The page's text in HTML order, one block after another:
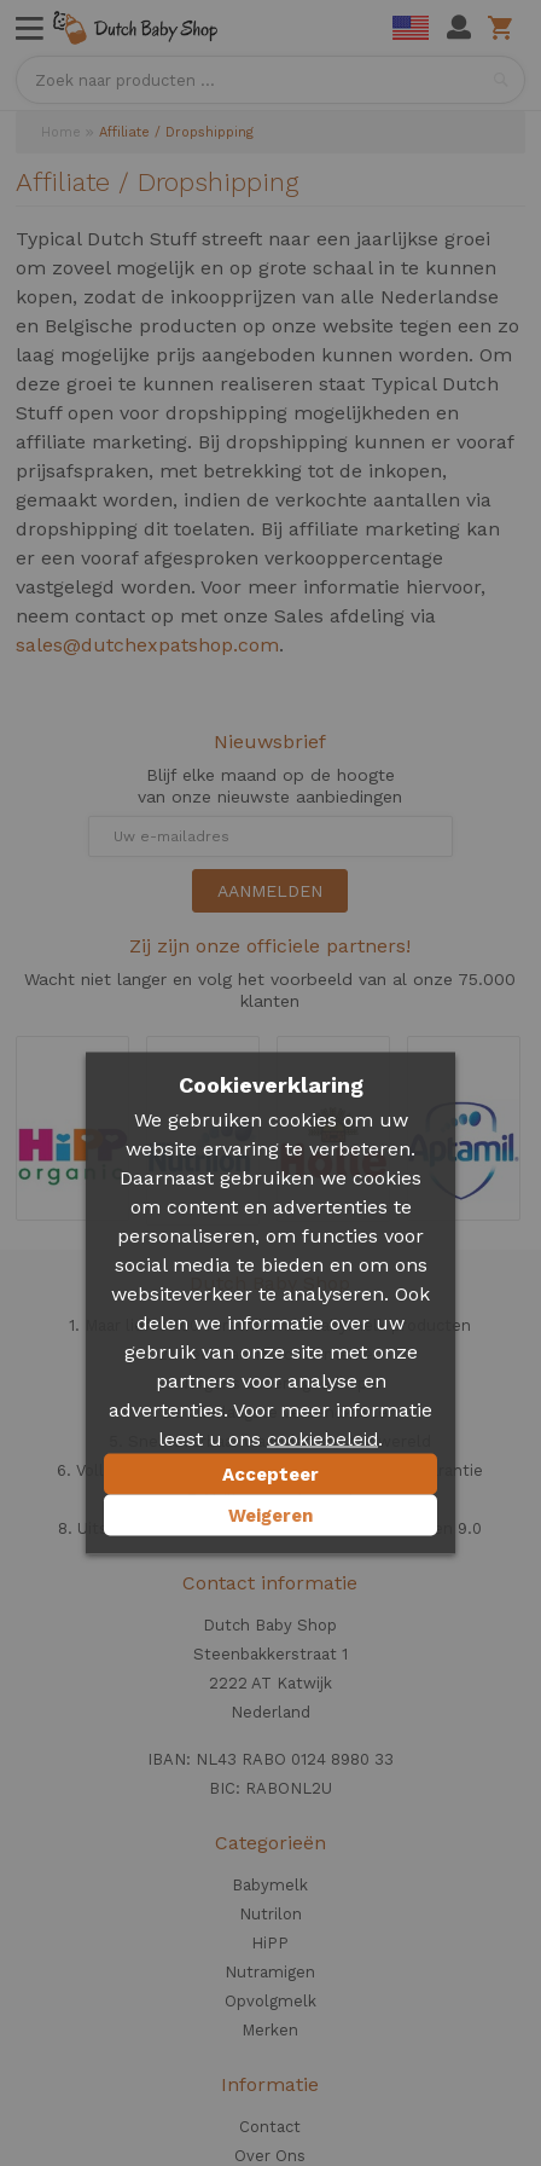
Home Affiliate / Dropshipping
Affiliate / Dropshipping
Typical Dutch Stuff streeft naar een jaarlijkse groei
om zoveel mogelijk en op grote schaal in te kunnen
kopen, zodat de inkoopprijzen van alle Nederlandse
en Belgische producten op onze website tegen een zo
laag mogelijke prijs aangeboden kunnen worden. Om
deze groei te kunnen realiseren staat Typical Dutch
Stuff open voor dropshipping mogelijkheden en
affiliate marketing. Bij dropshipping kunnen er vooraf
prijsafspraken, met betrekking tot de inkopen,
gemaakt worden, indien de verkochte aantallen via
dropshipping dit toelaten. Bij affiliate marketing kan
er een vooraf afgesproken verkooppercentage
vastgelegd worden. Voor meer informatie hiervoor,
neem contact op met onze Sales afdeling via
sales@dutchexpatshop.com.
Nieuwsbrief
Blijf elke maand op de hoogte
van onze nieuwste aanbiedingen
AANMELDEN
Zij zijn onze officiele partners!
Wacht niet langer en volg het voorbeeld van al onze 75.000
klanten
Dutch Baby Shop
1. Maar liefst 300 verschillende babymelk producten
2. Meer dan 15 echte merken
3. Nergens anders goedkoper
4. De allerlaagste verzendkosten
5. Snel leverbaar waar dan ook ter wereld
6. Volledig verzekerd tot € 500 en 100% aflevergarantie
7. Veilig en vertrouwd
8. Uitstekende klantenservice beoordeeld met een 9.0
Contact informatie
Dutch Baby Shop
Steenbakkerstraat 1
2222 AT Katwijk
Nederland
IBAN: NL43 RABO 0124 8980 33
BIC: RABONL2U
Categorieën
Babymelk
Nutrilon
HiPP
Nutramigen
Opvolgmelk
Merken
Informatie
Contact
Over Ons
Cookieverklaring
We gebruiken cookies om uw
website ervaring te verbeteren.
Daarnaast gebruiken we cookies
om content en advertenties te
personaliseren, om functies voor
social media te bieden en om ons
websiteverkeer te analyseren. Ook
delen we informatie over uw
gebruik van onze site met onze
partners voor analyse en
advertenties. Voor meer informatie
leest u ons cookiebeleid.
Accepteer
Weigeren